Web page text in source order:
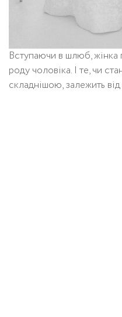
Вступаючи в шлюб, жінка
роду чоловіка. І те, чи
складнішою, залежить